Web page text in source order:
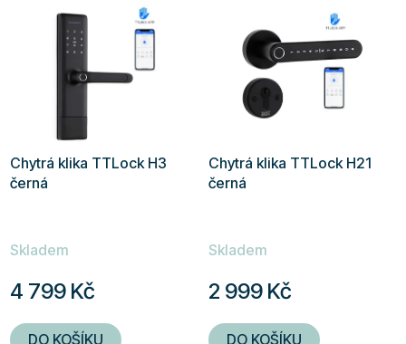
hvězdiček.
Chytrá klika TTLock H3
černá
hodnocení
je
5,0
Skladem
4 799 Kč
DO KOŠÍKU
Chytrá klika TTLock H21
černá
hodnocení
je
5,0
Skladem
2 999 Kč
DO KOŠÍKU